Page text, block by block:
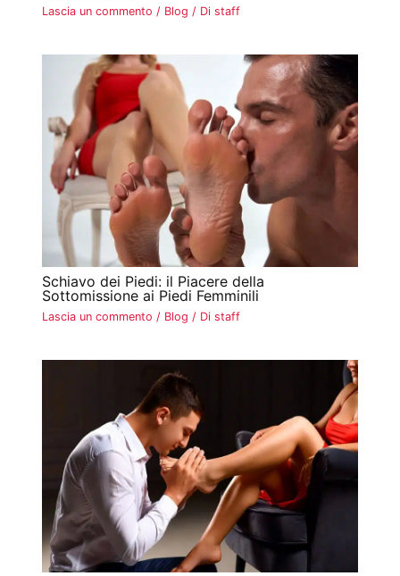
Lascia un commento / Blog / Distaff
Schiavo dei Piedi: il Piacere della
Sottomissione ai Piedi Femminili
Lascia un commento / Blog / Distaff